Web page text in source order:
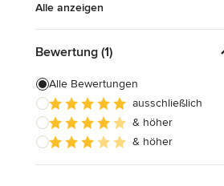
Alle anzeigen
Bewertung (1)
Alle Bewertungen
ausschließlich
& höher
& höher